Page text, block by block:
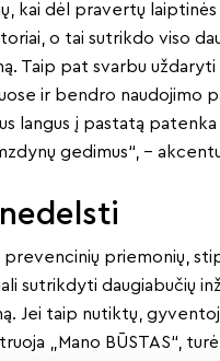
kai dėl pravertų laiptinės
o tai sutrikdo viso
Taip pat svarbu uždaryti
ir bendro naudojimo
langus į pastatą patenka
gedimus“, –
prevencinių priemonių,
sutrikdyti daugiabučių
Jei taip nutiktų,
„Mano BŪSTAS“,